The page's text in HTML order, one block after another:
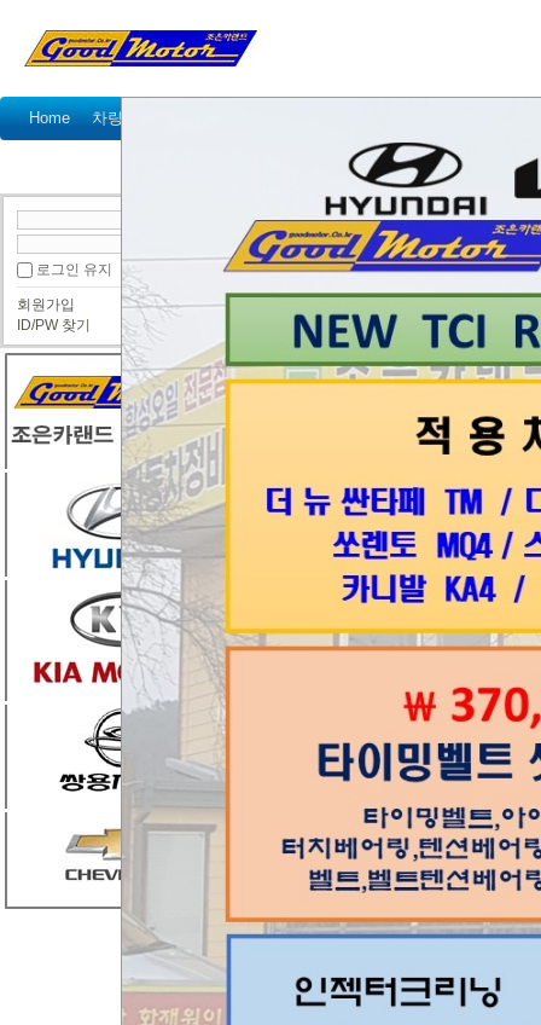
Home 차량정비가격표
공지사항 이벤트 고객 방문기 정
로그인 유지
회원가입
ID/PW 찾기
● 정비사진
그랜드스타렉스 DPF교환
그랜드스타렉
한다고 입고.
점검후 DPF이
엔진체크등 점
엔진오일 저렴
고...
타사문제가 아
엔진오일 중요